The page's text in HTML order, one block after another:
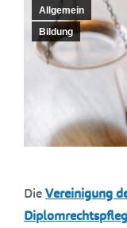
Allgemein
Bildung
DieVereinigung